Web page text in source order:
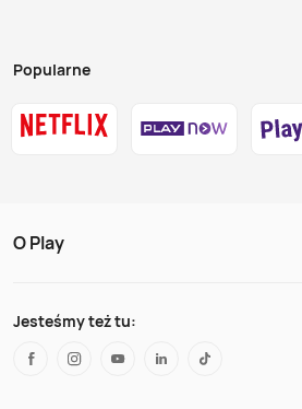
Popularne
O Play
Jesteśmy też tu: